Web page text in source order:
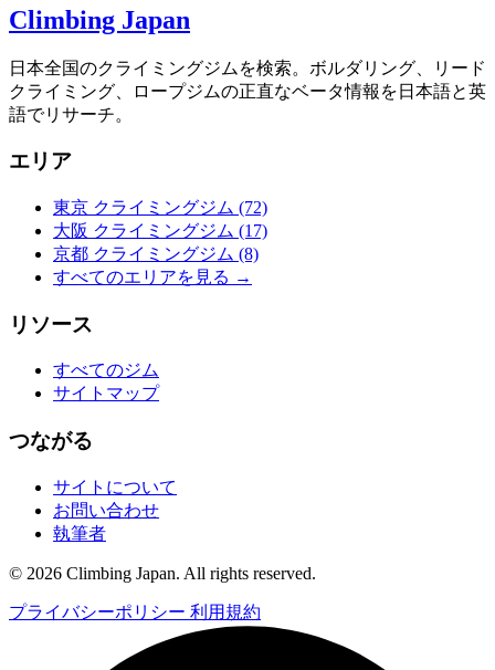
Climbing Japan
日本全国のクライミングジムを検索。ボルダリング、リード
クライミング、ロープジムの正直なベータ情報を日本語と英
語でリサーチ。
エリア
東京 クライミングジム (72)
大阪 クライミングジム (17)
京都 クライミングジム (8)
すべてのエリアを見る →
リソース
すべてのジム
サイトマップ
つながる
サイトについて
お問い合わせ
執筆者
© 2026 Climbing Japan. All rights reserved.
プライバシーポリシー 利用規約